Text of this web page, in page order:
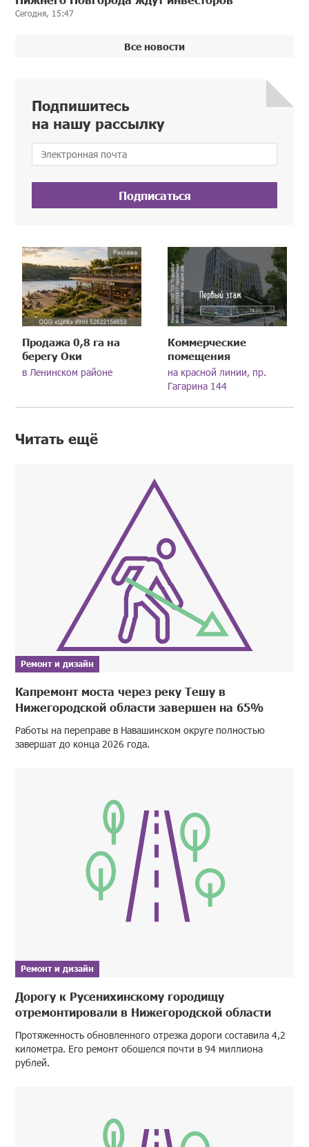
Сегодня, 15:47
Все новости
Подпишитесь
на нашу рассылку
Подписаться
Продажа 0,8 га на
берегу Оки
в Ленинском районе
Коммерческие
помещения
на красной линии, пр.
Гагарина 144
Читать ещё
Ремонт и дизайн
Капремонт моста через реку Тешу в
Нижегородской области завершен на 65%
Работы на переправе в Навашинском округе полностью
завершат до конца 2026 года.
Ремонт и дизайн
Дорогу к Русенихинскому городищу
отремонтировали в Нижегородской области
Протяженность обновленного отрезка дороги составила 4,2
километра. Его ремонт обошелся почти в 94 миллиона
рублей.